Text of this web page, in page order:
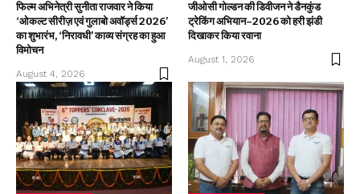
फिल्म अभिनेत्री सुनीता राजवार ने किया
‘ओकल्ट सीरीज़ एवं गुलाबो अवॉर्ड्स 2026’
का शुभारंभ, ‘निरावधी’ काव्य संग्रह का हुआ
विमोचन
August 4, 2026
जीओसी गोल्डन की डिवीजन ने डैनकुंड
ट्रेकिंग अभियान–2026 को हरी झंडी
दिखाकर किया रवाना
August 1, 2026